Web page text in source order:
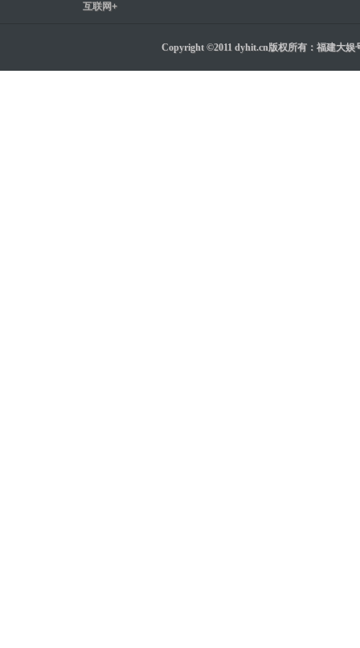
互联网+
Copyright ©2011 dyhit.cn版权所有：福建大娱